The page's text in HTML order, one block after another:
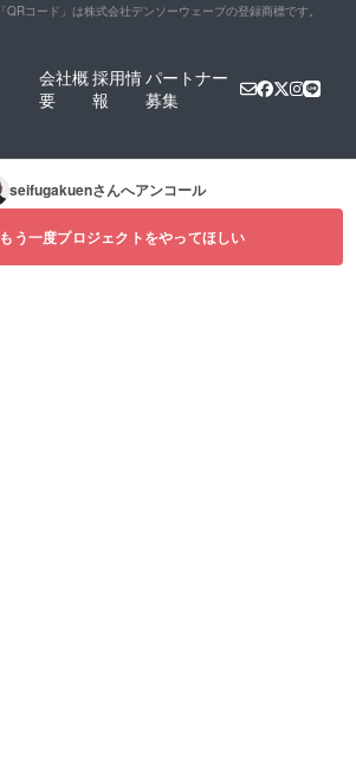
「QRコード」は株式会社デンソーウェーブの登録商標です。
会社概
要
採用情
報
パートナー
募集
seifugakuenさんへアンコール
もう一度プロジェクトをやってほしい